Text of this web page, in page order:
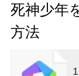
■ 偉人の選択
神秘のチケッ
あなたに宿り
組み合わせ
ょう。
死神少年
方法